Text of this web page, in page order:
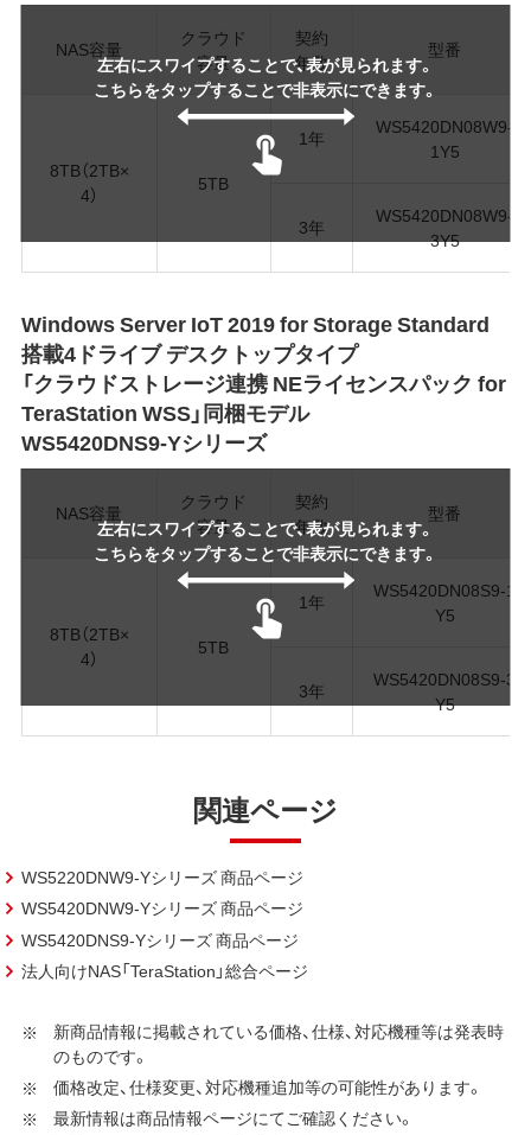
左右にスワイプすることで、表が見られます。
こちらをタップすることで非表示にできます。
NAS容量
クラウド
容量
契約
年数
型番
8TB（2TB×
4）
5TB
1年
WS5420DN08W9-
1Y5
3年
WS5420DN08W9-
3Y5
Windows Server IoT 2019 for Storage Standard
搭載4ドライブ デスクトップタイプ
「クラウドストレージ連携 NEライセンスパック for
TeraStation WSS」同梱モデル
WS5420DNS9-Yシリーズ
左右にスワイプすることで、表が見られます。
こちらをタップすることで非表示にできます。
NAS容量
クラウド
容量
契約
年数
型番
8TB（2TB×
4）
5TB
1年
WS5420DN08S9-1
Y5
3年
WS5420DN08S9-3
Y5
関連ページ
WS5220DNW9-Yシリーズ 商品ページ
WS5420DNW9-Yシリーズ 商品ページ
WS5420DNS9-Yシリーズ 商品ページ
法人向けNAS「TeraStation」総合ページ
新商品情報に掲載されている価格、仕様、対応機種等は発表時
のものです。
価格改定、仕様変更、対応機種追加等の可能性があります。
最新情報は商品情報ページにてご確認ください。